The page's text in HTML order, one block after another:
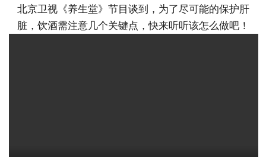
北京卫视《养生堂》节目谈到，为了尽可能的保护肝
脏，饮酒需注意几个关键点，快来听听该怎么做吧！